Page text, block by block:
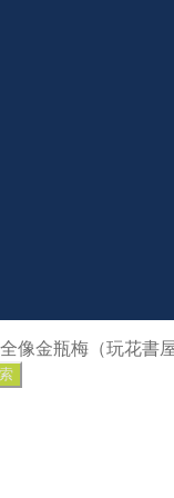
像金瓶梅（玩花書